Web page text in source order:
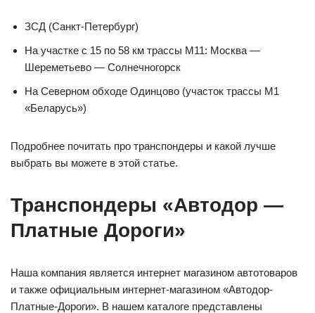
ЗСД (Санкт-Петербург)
На участке с 15 по 58 км трассы М11: Москва —
Шереметьево — Солнечногорск
На Северном обходе Одинцово (участок трассы М1
«Беларусь»)
Подробнее почитать про транспондеры и какой лучше
выбрать вы можете в этой статье.
Транспондеры «Автодор —
Платные Дороги»
Наша компания является интернет магазином автотоваров
и также официальным интернет-магазином «Автодор-
Платные-Дороги». В нашем каталоге представлены